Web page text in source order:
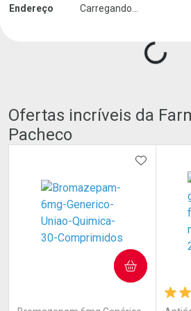
Endereço Carregando...
Carregando produtos do seller...
Ofertas incríveis da
Pacheco
COMPRAR